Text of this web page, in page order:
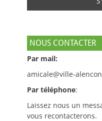
NOUS CONTACTER
Par mail:
amicale@ville-
Par téléphone:
Laissez nous un
vous recontacterons.